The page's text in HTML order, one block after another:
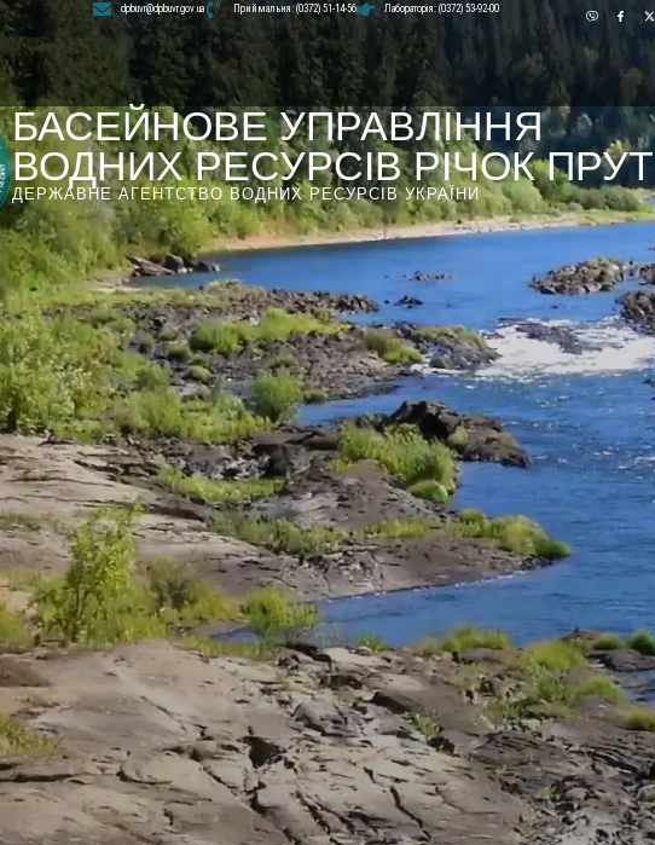
Лабораторія: (0372) 53-92-00
dpbuvr@dpbuvr.gov.ua Приймальня: (0372) 51-14-56
БАСЕЙНОВЕ УПРАВЛІННЯ
ВОДНИХ РЕСУРСІВ РІЧОК
ДЕРЖАВНЕ АГЕНТСТВО ВОДНИХ РЕСУРСІВ УКРАЇНИ